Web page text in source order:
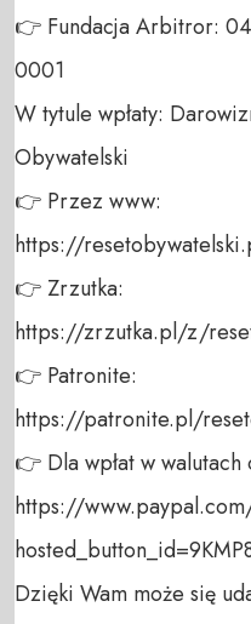
👉 Fundacja Arbitror:
0001
W tytule wpłaty:
Obywatelski
👉 Przez www:
https://
👉 Zrzutka:
https://zrzutka.pl/z/
👉 Patronite:
https://patronite.pl/
👉 Dla wpłat w walutach
https://
Dzięki Wam może się